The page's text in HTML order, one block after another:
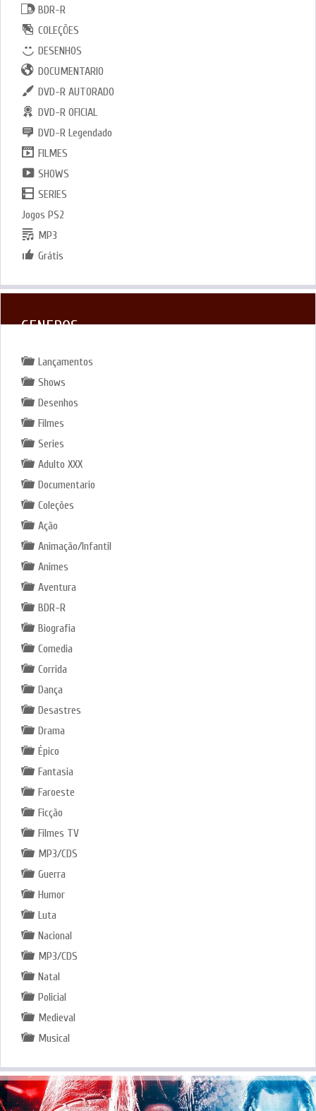
BDR-R
COLEÇÕES
DESENHOS
DOCUMENTARIO
DVD-R AUTORADO
DVD-R OFICIAL
DVD-R Legendado
FILMES
SHOWS
SERIES
Jogos PS2
MP3
Grátis
GENEROS
Lançamentos
Shows
Desenhos
Filmes
Series
Adulto XXX
Documentario
Coleções
Ação
Animação/Infantil
Animes
Aventura
BDR-R
Biografia
Comedia
Corrida
Dança
Desastres
Drama
Épico
Fantasia
Faroeste
Ficção
Filmes TV
MP3/CDS
Guerra
Humor
Luta
Nacional
MP3/CDS
Natal
Policial
Medieval
Musical